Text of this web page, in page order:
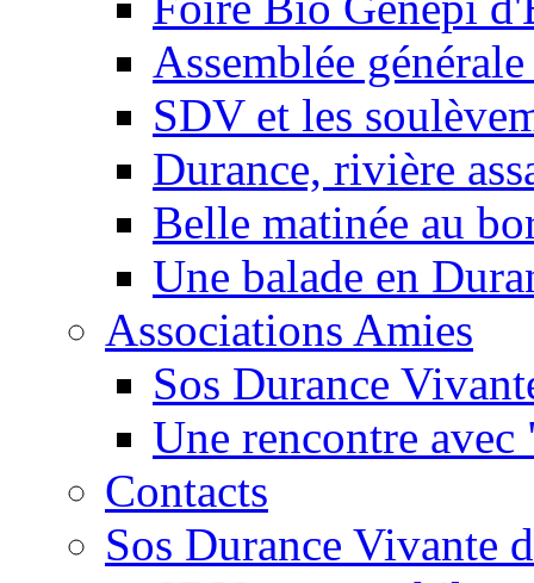
Assemblée
SDV et les
Durance, rivière
Belle matinée au
Une balade en
Associations Amies
Sos Durance
Une rencontre
Contacts
Sos Durance Vivante